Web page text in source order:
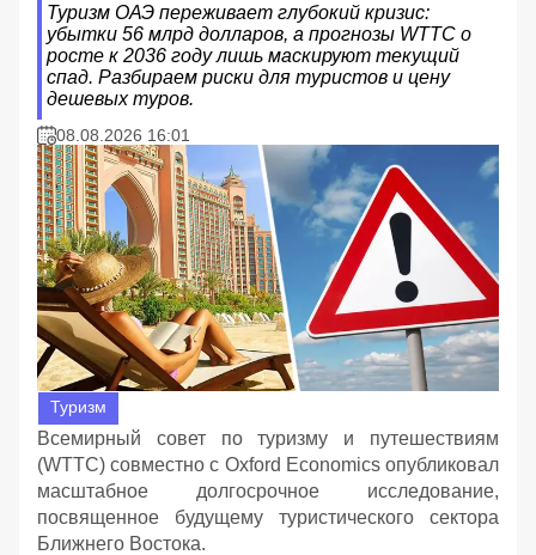
Туризм ОАЭ переживает глубокий кризис:
убытки 56 млрд долларов, а прогнозы WTTC о
росте к 2036 году лишь маскируют текущий
спад. Разбираем риски для туристов и цену
дешевых туров.
08.08.2026 16:01
Туризм
Всемирный совет по туризму и путешествиям
(WTTC) совместно с Oxford Economics опубликовал
масштабное долгосрочное исследование,
посвященное будущему туристического сектора
Ближнего Востока.